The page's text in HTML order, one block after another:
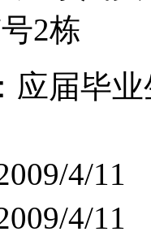
2栋
应届毕
4/11
4/11